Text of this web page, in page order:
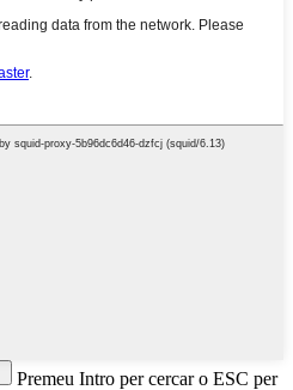
Premeu Intro per cercar o ESC per